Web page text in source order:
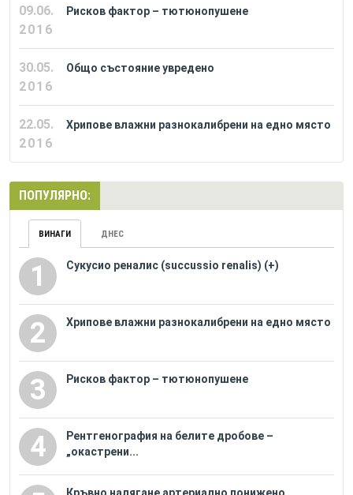
09.06.
2016
Рисков фактор – тютюнопушене
30.05.
2016
Общо състояние увредено
22.05.
2016
Хрипове влажни разнокалибрени на едно място
ПОПУЛЯРНО:
ВИНАГИ ДНЕС
1 Сукусио реналис (succussio renalis) (+)
2 Хрипове влажни разнокалибрени на едно място
3 Рисков фактор – тютюнопушене
4
Рентгенография на белите дробове –
„окастрени...